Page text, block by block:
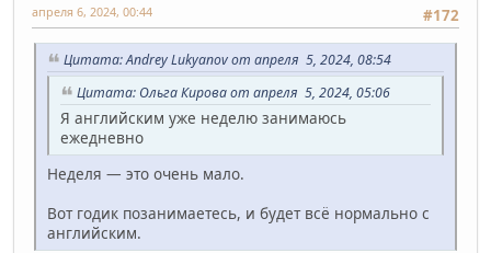
#172
апреля 6, 2024, 00:44
Цитата: Andrey Lukyanov от апреля 5, 2024, 08:54
Цитата: Ольга Кирова от апреля 5, 2024, 05:06
Я английским уже неделю занимаюсь
ежедневно
Неделя — это очень мало.
Вот годик позанимаетесь, и будет всё нормально с
английским.